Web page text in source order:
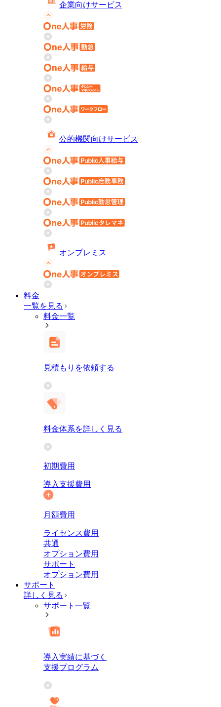
企業向けサービス
公的機関向けサービス
オンプレミス
料金
一覧を見る
料金一覧
見積もりを依頼する
料金体系を詳しく見る
初期費用
導入支援費用
月額費用
ライセンス費用
共通
オプション費用
サポート
オプション費用
サポート
詳しく見る
サポート一覧
導入実績に基づく
支援プログラム